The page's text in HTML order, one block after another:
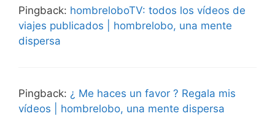
Pingback: hombreloboTV: todos los vídeos de
viajes publicados | hombrelobo, una mente
dispersa
Pingback: ¿ Me haces un favor ? Regala mis
vídeos | hombrelobo, una mente dispersa